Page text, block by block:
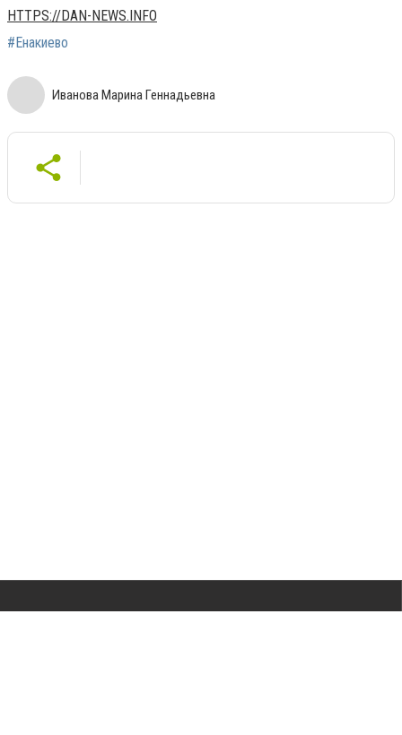
HTTPS://DAN-NEWS.INFO
#Енакиево
Иванова Марина Геннадьевна